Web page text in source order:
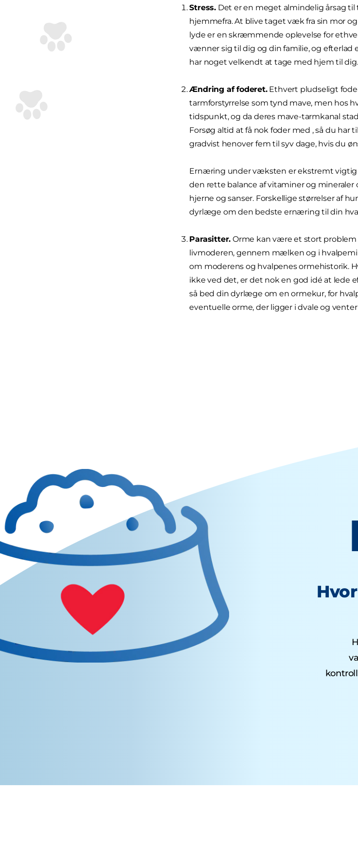
Stress. Det er en meget almindelig årsag
hjemmefra. At blive taget væk fra sin mor
lyde er en skræmmende oplevelse for
vænner sig til dig og din familie, og
har noget velkendt at tage med hjem til dig.
Ændring af foderet.Ethvert pludseligt
tarmforstyrrelse som tynd mave, men hos
tidspunkt, og da deres mave-tarmkanal
Forsøg altid at få nok foder med , så du
gradvist henover fem til syv dage, hvis du
Ernæring under væksten er ekstremt vigtig
den rette balance af vitaminer og
hjerne og sanser. Forskellige størrelser af
dyrlæge om den bedste ernæring til din
Parasitter. Orme kan være et stort problem
livmoderen, gennem mælken og i
om moderens og hvalpenes ormehistorik.
ikke ved det, er det nok en god idé at lede
så bed din dyrlæge om en ormekur, for
eventuelle orme, der ligger i dvale og